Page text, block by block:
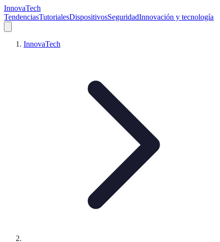
InnovaTech
TendenciasTutorialesDispositivosSeguridadInnovación y tecnología
InnovaTech